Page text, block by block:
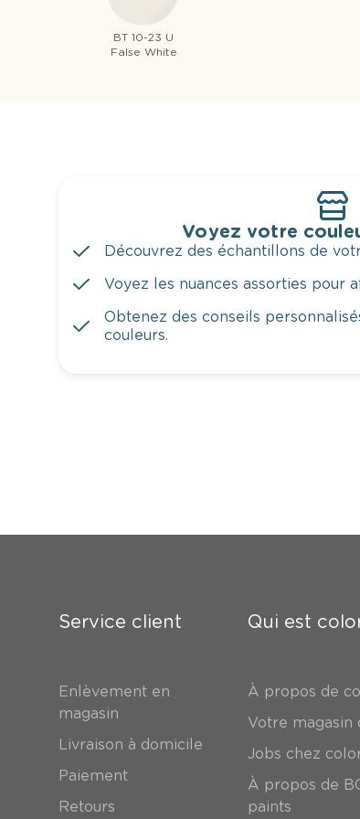
BT 10-23 U
False White
Voyez votre
Découvrez des échantillons de
Voyez les nuances assorties pour
Obtenez des conseils
couleurs.
Service client
Enlèvement en
magasin
Livraison à domicile
Paiement
Retours
Qui est
À propos de
Votre magasin
Jobs chez
À propos de
paints